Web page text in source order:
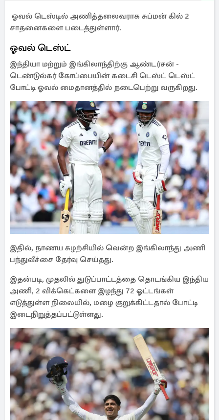
ஓவல் டெஸ்டில் அணித்தலைவராக சுப்மன் கில் 2
சாதனைகளை படைத்துள்ளார்.
ஓவல் டெஸ்ட்
இந்தியா மற்றும் இங்கிலாந்திற்கு ஆண்டர்சன் -
டெண்டுல்கர் கோப்பையின் கடைசி டெஸ்ட் டெஸ்ட்
போட்டி ஓவல் மைதானத்தில் நடைபெற்று வருகிறது.
இதில், நாணய சுழற்சியில் வென்ற இங்கிலாந்து அணி
பந்துவீச்சை தேர்வு செய்தது.
இதன்படி, முதலில் துடுப்பாட்டத்தை தொடங்கிய இந்திய
அணி, 2 விக்கெட்களை இழந்து 72 ஓட்டங்கள்
எடுத்துள்ள நிலையில், மழை குறுக்கிட்டதால் போட்டி
இடைநிறுத்தப்பட்டுள்ளது.